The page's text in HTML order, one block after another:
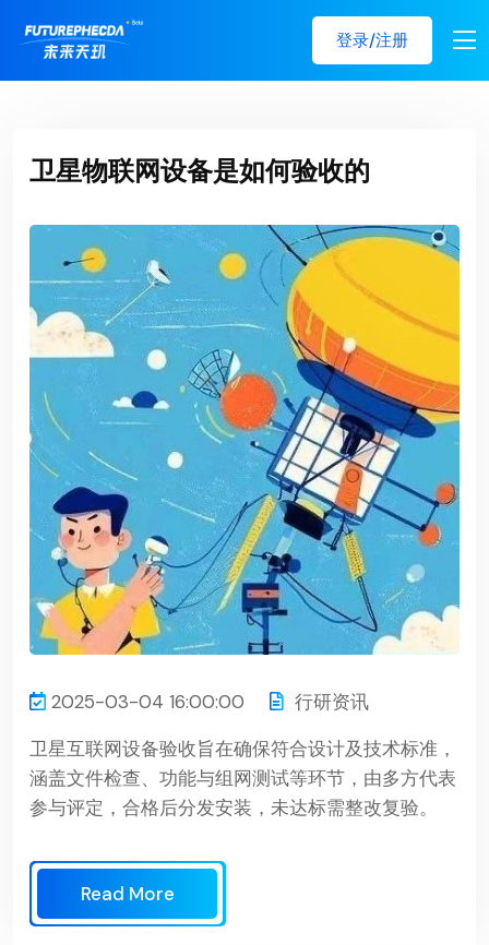
登录/注册
卫星物联网设备是如何验收的
2025-03-04 16:00:00
行研资讯
卫星互联网设备验收旨在确保符合设计及技术标准，
涵盖文件检查、功能与组网测试等环节，由多方代表
参与评定，合格后分发安装，未达标需整改复验。
Read More